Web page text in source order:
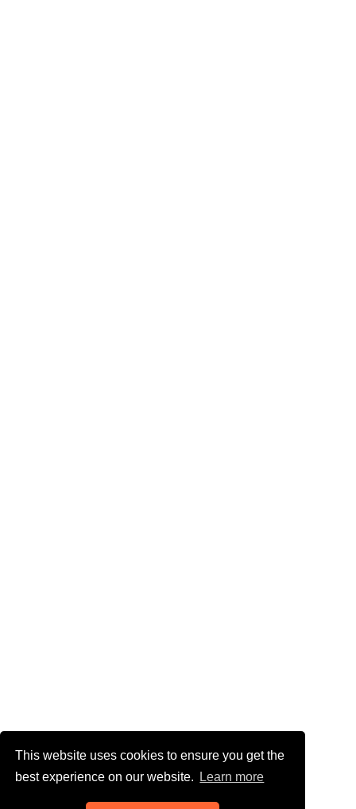
This website uses cookies to ensure you get the
best experience on our website.
Learn more